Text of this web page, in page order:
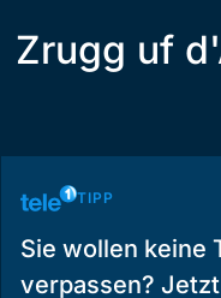
Zrugg uf
TIPP
Sie wollen keine
verpassen?